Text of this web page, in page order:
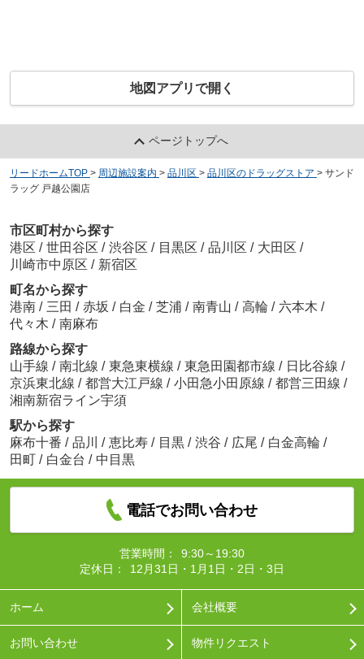
地図アプリで開く
ページトップへ
リードホームTOP > 周辺施設案内 > 品川区 > 品川区のドラッグストア > サンド
ラッグ 戸越公園店
市区町村から探す
港区 / 世田谷区 / 渋谷区 / 目黒区 / 品川区 / 大田区 /
川崎市中原区 / 新宿区
町名から探す
港南 / 三田 / 赤坂 / 白金 / 芝浦 / 南青山 / 高輪 / 六本木 /
代々木 / 南麻布
路線から探す
山手線 / 南北線 / 東急東横線 / 東急田園都市線 / 日比谷線 /
京浜東北線 / 都営大江戸線 / 小田急小田原線 / 都営三田線 /
湘南新宿ライン宇須
駅から探す
麻布十番 / 品川 / 恵比寿 / 目黒 / 渋谷 / 広尾 / 白金高輪 /
田町 / 白金台 / 中目黒
電話でお問い合わせ
営業時間：
9:30～19:30
定休日：
12月31日・1月1日・2日・3日
ホーム 会社概要
お問い合わせ 物件リクエスト